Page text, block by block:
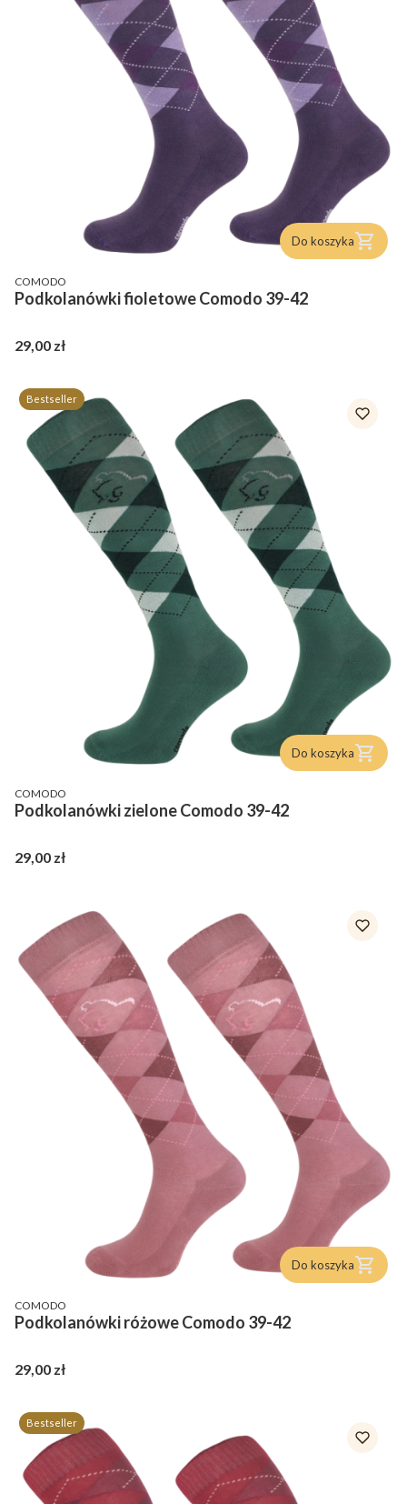
Do koszyka
PRODUCENT
COMODO
Podkolanówki fioletowe Comodo 39-42
Cena
29,00 zł
Bestseller
Do koszyka
PRODUCENT
COMODO
Podkolanówki zielone Comodo 39-42
Cena
29,00 zł
Do koszyka
PRODUCENT
COMODO
Podkolanówki różowe Comodo 39-42
Cena
29,00 zł
Bestseller